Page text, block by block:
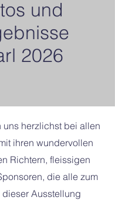
und
2026
uns herzlichst bei allen
ihren wundervollen
Richtern, fleissigen
die alle zum
Ausstellung